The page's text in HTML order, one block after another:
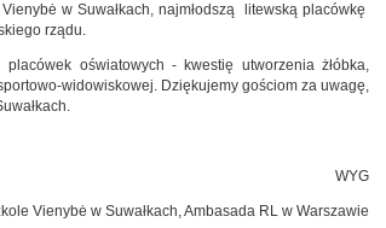
w Suwałkach, najmłodszą litewską placówkę
rządu.
oświatowych - kwestię utworzenia żłóbka,
widowiskowej. Dziękujemy gościom za uwagę,
WYG
Vienybė w Suwałkach, Ambasada RL w Warszawie